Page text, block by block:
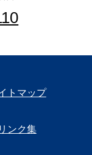
トマップ
リンク集